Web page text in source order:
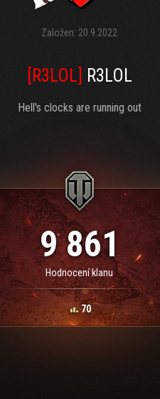
Založen: 20.9.2022
[R3LOL] R3LOL
Hell's clocks are running out
9 861
Hodnocení klanu
70